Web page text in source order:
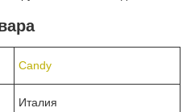
Candy
Италия